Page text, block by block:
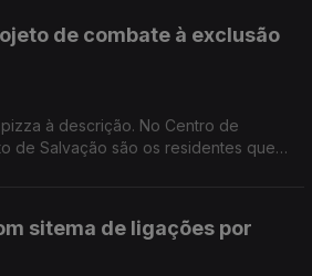
de combate à exclusão
à descrição. No Centro de
de Salvação são os residentes que
sitema de ligações por